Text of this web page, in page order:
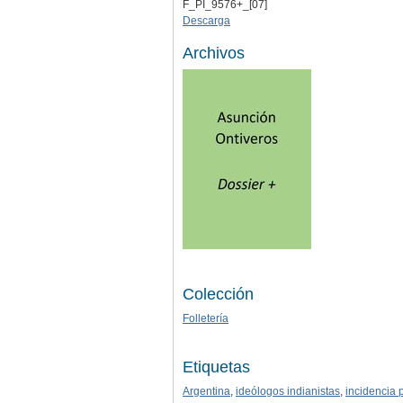
F_PI_9576+_[07]
Descarga
Archivos
Colección
Folletería
Etiquetas
Argentina ideólogos indianistas incidencia